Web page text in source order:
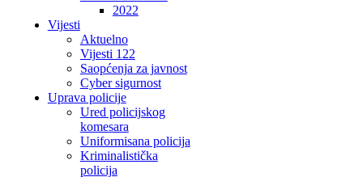
2022
Vijesti
Aktuelno
Vijesti 122
Saopćenja za javnost
Cyber sigurnost
Uprava policije
Ured policijskog
komesara
Uniformisana policija
Kriminalistička
policija